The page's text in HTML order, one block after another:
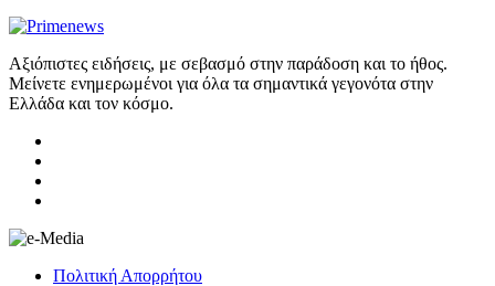
Αξιόπιστες ειδήσεις, με σεβασμό στην παράδοση και το ήθος.
Μείνετε ενημερωμένοι για όλα τα σημαντικά γεγονότα στην
Ελλάδα και τον κόσμο.
Πολιτική Απορρήτου